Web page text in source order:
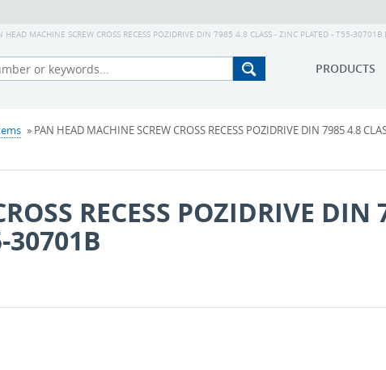
HEAD MACHINE SCREW CROSS RECESS POZIDRIVE DIN 7985 4.8 CLASS - ZINC PLATED - T55-
PRODUCTS
» PAN HEAD MACHINE SCREW CROSS RECESS POZIDRIVE DIN 7985 4.8
RECESS POZIDRIVE DIN
30701B